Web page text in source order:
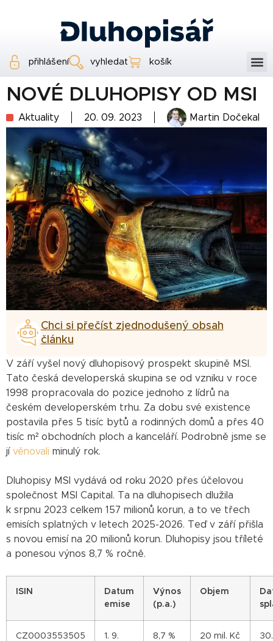
přihlášení vyhledat košík
NOVÉ DLUHOPISY OD MSI
Aktuality 20. 09. 2023 Martin Dočekal
Chci si přečíst zjednodušený obsah
článku
V září vyšel nový dluhopisový prospekt skupině MSI.
Tato česká developerská skupina se od vzniku v roce
1998 propracovala do pozice jednoho z lídrů na
českém developerském trhu. Za dobu své existence
postavila přes 5 tisíc bytů a rodinných domů a přes 40
tisíc m² obchodních ploch a kanceláří. Podrobně jsme se
jí věnovali minulý rok.
Dluhopisy MSI vydává od roku 2020 přes účelovou
společnost MSI Capital. Ta na dluhopisech dlužila
k srpnu 2023 celkem 157 milionů korun, a to ve třech
emisích splatných v letech 2025-2026. Teď v září přišla
s novou emisí na 20 milionů korun. Dluhopisy jsou tříleté
a ponesou výnos 8,7 % ročně.
SIN
Datum
emise
Výnos
(p.a.)
Objem
CZ0003553505
1. 9.
8,7 %
20 mil. Kč
30.